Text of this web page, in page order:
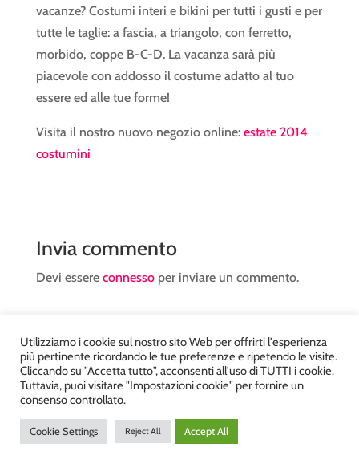
vacanze? Costumi interi e bikini per tutti i gusti e per
tutte le taglie: a fascia, a triangolo, con ferretto,
morbido, coppe B-C-D. La vacanza sarà più
piacevole con addosso il costume adatto al tuo
essere ed alle tue forme!
Visita il nostro nuovo negozio online: estate 2014
costumini
Invia commento
Devi essere connessoper inviare un commento.
Atelier Kyriad da Mary – via Carducci, 12 – Chiavenna –
realizzato da
DiegoGiuriani.com
Utilizziamo i cookie sul nostro sito Web per offrirti l'esperienza
più pertinente ricordando le tue preferenze e ripetendo le visite.
Cliccando su "Accetta tutto", acconsenti all'uso di TUTTI i cookie.
Tuttavia, puoi visitare "Impostazioni cookie" per fornire un
consenso controllato.
Cookie Settings Reject All Accept All